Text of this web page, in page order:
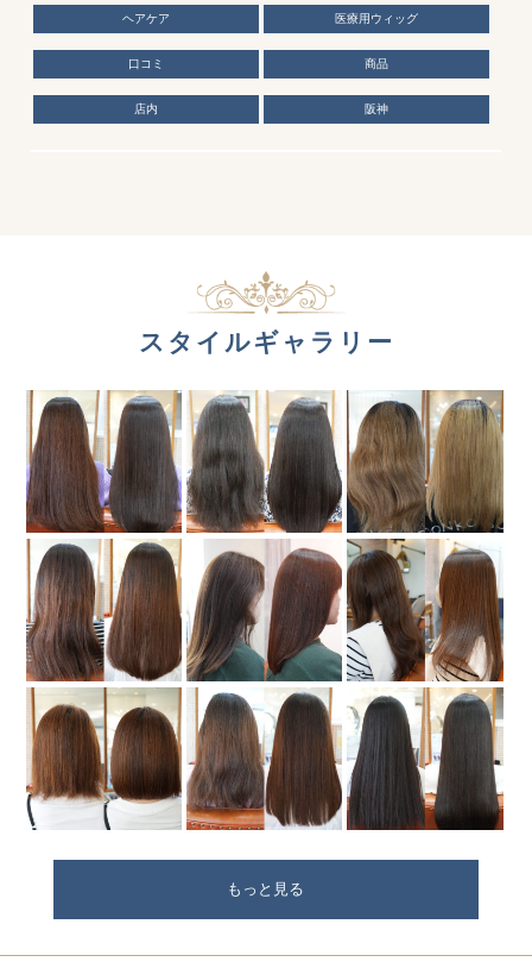
ヘアケア 医療用ウィッグ
口コミ 商品
店内 阪神
スタイルギャラリー
もっと見る